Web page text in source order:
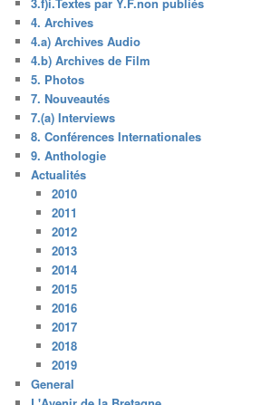
4. Archives
4.a) Archives Audio
4.b) Archives de Film
5. Photos
7. Nouveautés
7.(a) Interviews
8. Conférences Internationales
9. Anthologie
Actualités
2010
2011
2012
2013
2014
2015
2016
2017
2018
2019
General